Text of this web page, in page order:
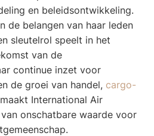
en beleidsontwikkeling.
de belangen van haar leden
sleutelrol speelt in het
van de
continue inzet voor
de groei van handel, cargo-
International Air
onschatbare waarde voor